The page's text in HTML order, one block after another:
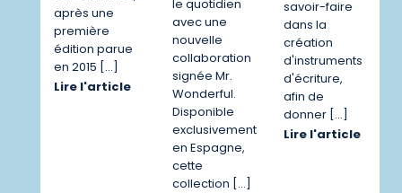
après une
première
édition parue
en 2015 […]
Lire l'article
le quotidien
avec une
nouvelle
collaboration
signée Mr.
Wonderful.
Disponible
exclusivement
en Espagne,
cette
collection […]
savoir-faire
dans la
création
d'instruments
d'écriture,
afin de
donner […]
Lire l'article